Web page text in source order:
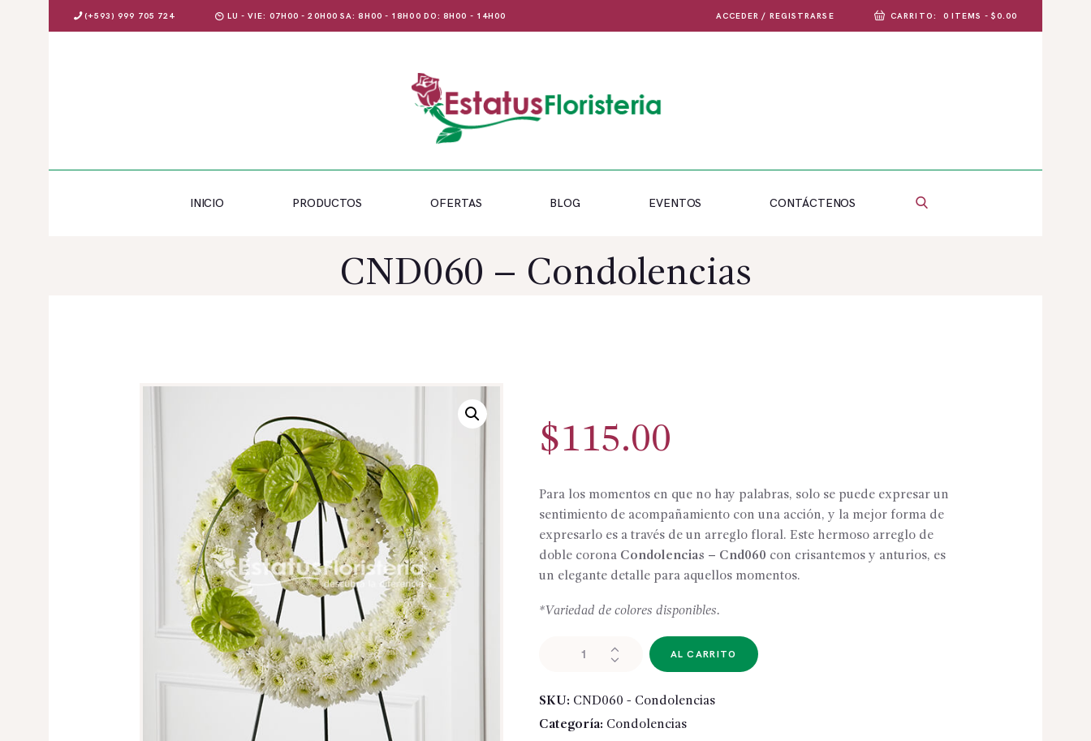
(+593) 999 705 724 LU - VIE: 07H00 - 20H00 SA: 8H00 - 18H00 DO: 8H00 - 14H00 ACCEDER / REGISTRARSE CARRITO: 0 ITEMS - $0.00
INICIO PRODUCTOS OFERTAS BLOG EVENTOS CONTÁCTENOS
CND060 – Condolencias
$115.00
Para los momentos en que no hay palabras, solo se puede expresar un
sentimiento de acompañamiento con una acción, y la mejor forma de
expresarlo es a través de un arreglo floral. Este hermoso arreglo de
doble corona Condolencias – Cnd060 con crisantemos y anturios, es
un elegante detalle para aquellos momentos.
*Variedad de colores disponibles.
cantidad
AL CARRITO
SKU: CND060 - Condolencias
Categoría: Condolencias